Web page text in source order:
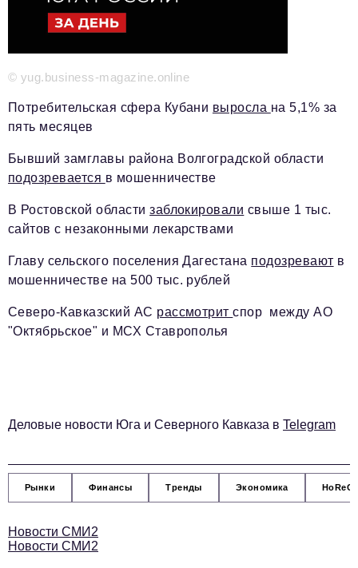
Управление
Энергетика
Недвижимость
Технологии
Промышленность
Общество
Транспорт
Ритейл
Фоторепортажи
Авторские материалы
© yug.business-magazine.online
Потребительская сфера Кубани выросла на 5,1% за
пять месяцев
Бывший замглавы района Волгоградской области
подозревается в мошенничестве
В Ростовской областизаблокировали свыше 1 тыс.
сайтов с незаконными лекарствами
Главу сельского поселения Дагестана подозревают в
мошенничестве на 500 тыс. рублей
Северо-Кавказский АС рассмотритспор между АО
"Октябрьское" и МСХ Ставрополья
Деловые новости Юга и Северного Кавказа в Telegram
Рынки Финансы Тренды Экономика HoReCa
Новости СМИ2
Новости СМИ2